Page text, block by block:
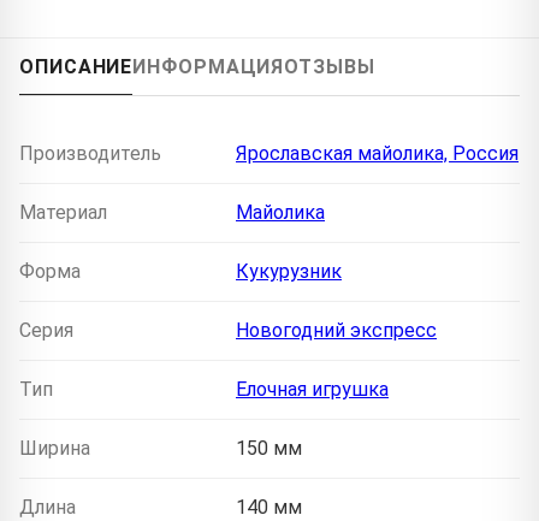
ОПИСАНИЕИНФОРМАЦИЯОТЗЫВЫ
Производитель Ярославская майолика, Россия
Материал Майолика
Форма Кукурузник
Серия Новогодний экспресс
Тип Елочная игрушка
Ширина 150 мм
Длина 140 мм